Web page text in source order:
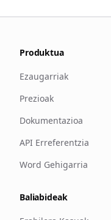
Produktua
Ezaugarriak
Prezioak
Dokumentazioa
API Erreferentzia
Word Gehigarria
Baliabideak